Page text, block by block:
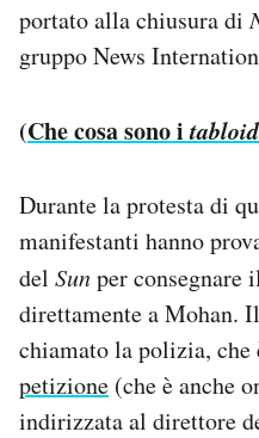
portato alla chiusura di
gruppo News
(Che cosa sono itabloid
Durante la protesta di
manifestanti hanno
del Sunper
direttamente a Mohan.
chiamato la polizia,
petizione (che è anche
indirizzata al direttore